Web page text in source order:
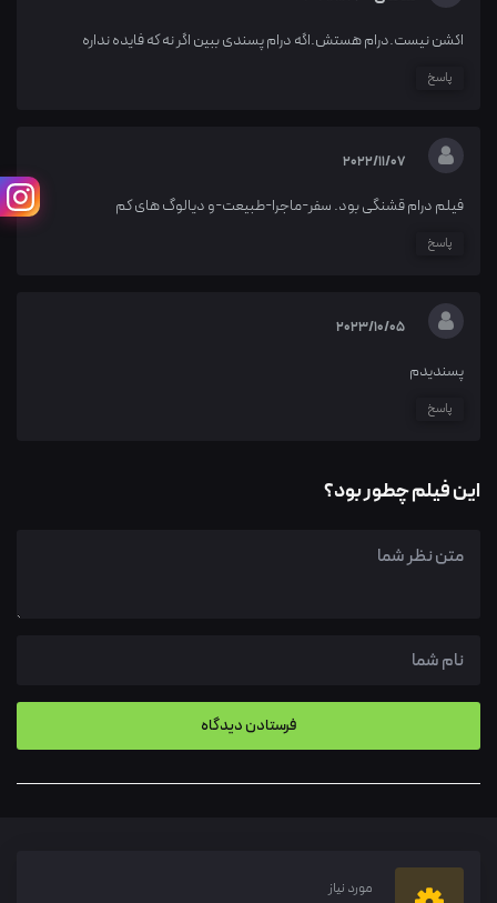
اکشن نیست.درام هستش.اگه درام پسندی ببین اگر نه که فایده نداره
پاسخ
2022/11/07
فیلم درام قشنگی بود. سفر-ماجرا-طبیعت-و دیالوگ های کم
پاسخ
2023/10/05
پسندیدم
پاسخ
این فیلم چطور بود؟
مورد نیاز